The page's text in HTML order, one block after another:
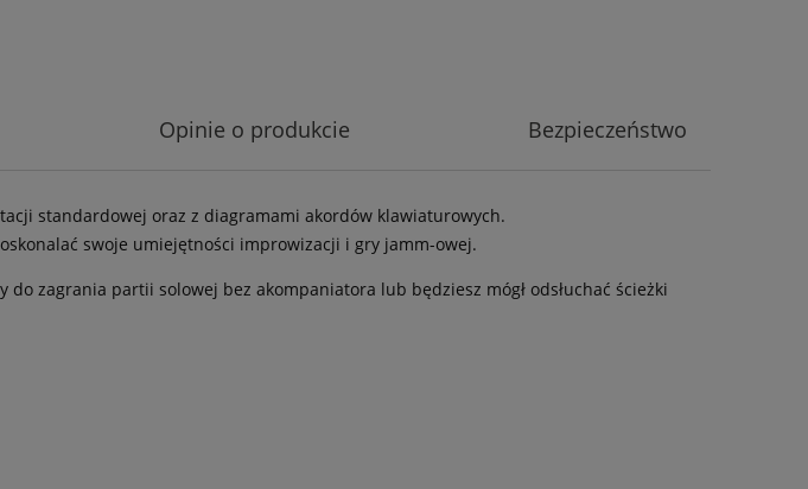
Opinie o produkcie Bezpieczeństwo
standardowej oraz z diagramami akordów klawiaturowych.
swoje umiejętności improwizacji i gry jamm-owej.
do zagrania partii solowej bez akompaniatora lub będziesz mógł odsłuchać ścieżki